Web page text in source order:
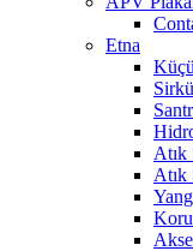
Etna
Atık
Atık